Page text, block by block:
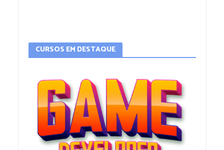
CURSOS EM DESTAQUE